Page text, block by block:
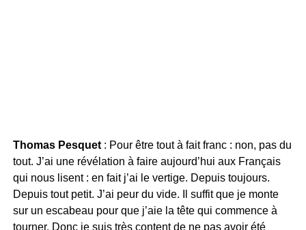
Thomas Pesquet : Pour être tout à fait franc : non, pas du
tout. J’ai une révélation à faire aujourd’hui aux Français
qui nous lisent : en fait j’ai le vertige. Depuis toujours.
Depuis tout petit. J’ai peur du vide. Il suffit que je monte
sur un escabeau pour que j’aie la tête qui commence à
tourner. Donc je suis très content de ne pas avoir été